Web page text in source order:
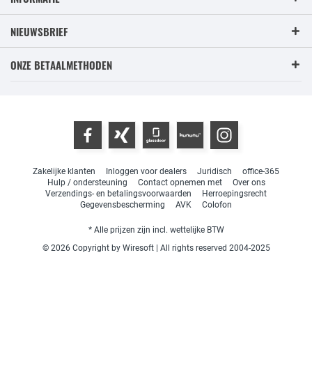
NIEUWSBRIEF
ONZE BETAALMETHODEN
Zakelijke klanten Inloggen voor dealers Juridisch
office-365
Hulp / ondersteuning
Contact opnemen met
Over ons
Verzendings- en betalingsvoorwaarden
Herroepingsrecht
Gegevensbescherming
AVK Colofon
* Alle prijzen zijn incl. wettelijke BTW
© 2026 Copyright by Wiresoft | All rights reserved 2004-2025